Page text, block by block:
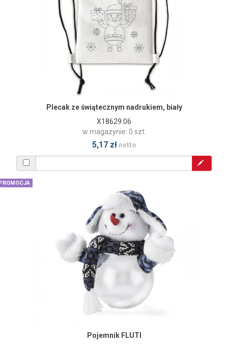
Plecak ze świątecznym nadrukiem, biały
X18629.06
w magazynie: 0 szt.
5,17 złnetto
Pojemnik FLUTI